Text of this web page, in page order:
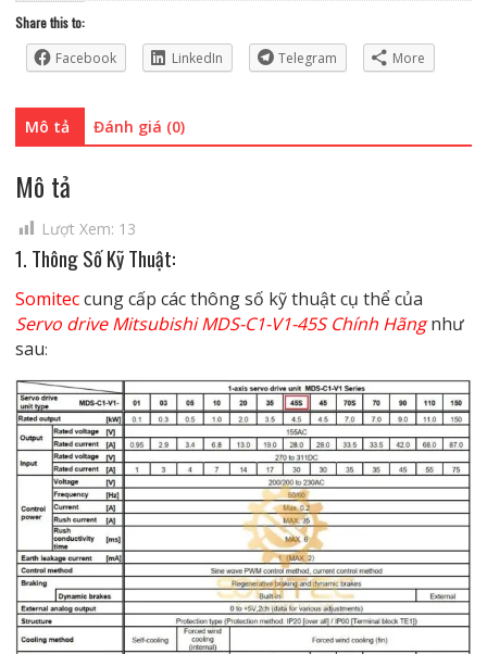
Chính
Share this to:
Facebook
LinkedIn Telegram More
Mô tả Đánh giá (0)
Mô tả
Lượt Xem: 13
1. Thông Số Kỹ Thuật:
Somiteccung cấp các thông số kỹ thuật cụ thể của
Servo drive Mitsubishi MDS-C1-V1-45S Chính Hãngnhư
sau: